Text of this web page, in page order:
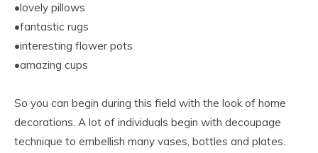
•lovely pillows
•fantastic rugs
•interesting flower pots
•amazing cups
So you can begin during this field with the look of home
decorations. A lot of individuals begin with decoupage
technique to embellish many vases, bottles and plates.